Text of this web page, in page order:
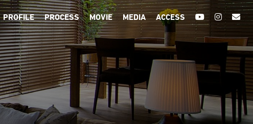
PROFILE PROCESS MOVIE MEDIA ACCESS